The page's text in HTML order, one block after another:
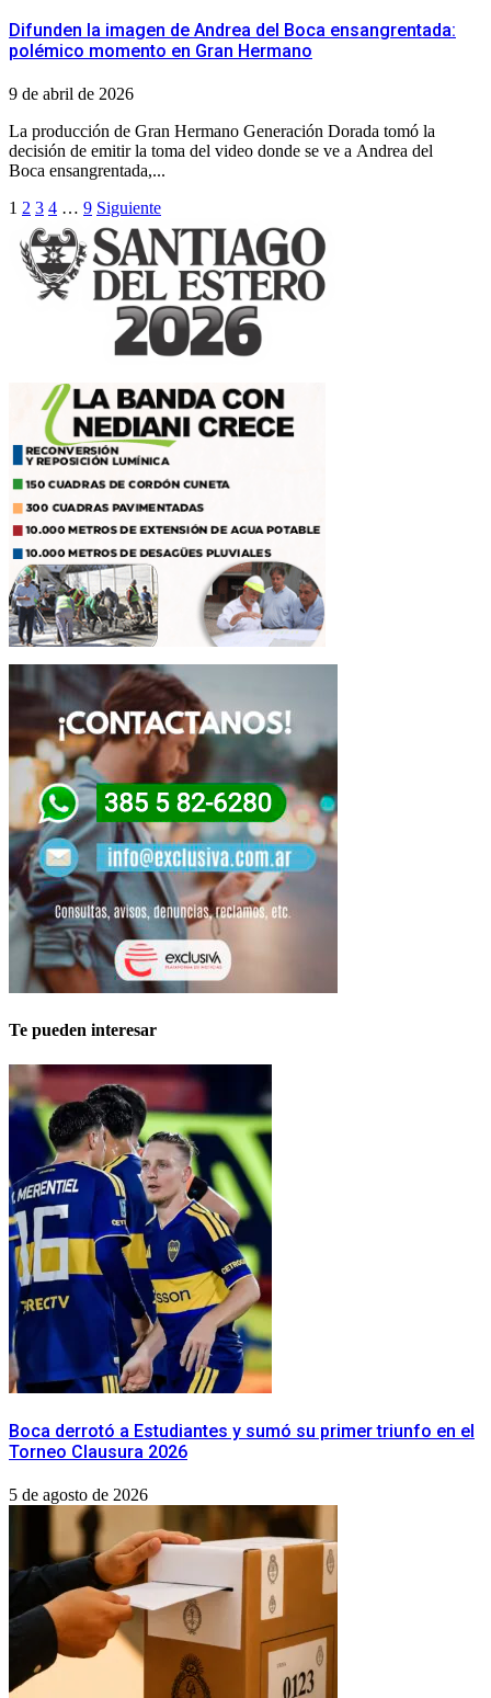
Difunden la imagen de Andrea del Boca ensangrentada:
polémico momento en Gran Hermano
9 de abril de 2026
La producción de Gran Hermano Generación Dorada tomó la
decisión de emitir la toma del video donde se ve a Andrea del
Boca ensangrentada,...
Paginación
de
entradas
1 2 3 4 … 9 Siguiente
Te pueden interesar
Boca derrotó a Estudiantes y sumó su primer triunfo en el
Torneo Clausura 2026
5 de agosto de 2026